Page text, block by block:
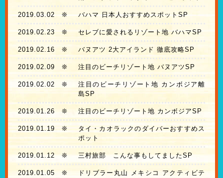
2019.03.02❊ バハマ 日本人おすすめスポットSP
2019.02.23 ❊ セレブに愛されるリゾート地 バハマSP
2019.02.16 ❊ バヌアツ 2大アイランド 徹底攻略SP
2019.02.09 ❊ 注目のビーチリゾート地 バヌアツSP
2019.02.02 ❊
注目のビーチリゾート地 カンボジア離
島SP
2019.01.26❊ 注目のビーチリゾート地 カンボジアSP
2019.01.19 ❊
タイ・カオラックのダイバーおすすめス
ポット
2019.01.12❊ 三村旅部 こんな事もしてましたSP
2019.01.05 ❊
ドリブラー丸山 メキシコ アクティビテ